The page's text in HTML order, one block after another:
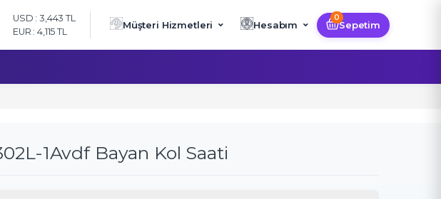
USD : 3,443 TL
EUR : 4,115 TL
Müşteri Hizmetleri Hesabım
0
Sepetim
1Avdf Bayan Kol Saati